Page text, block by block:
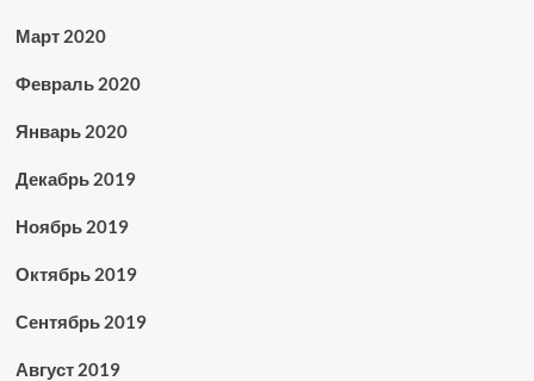
Март 2020
Февраль 2020
Январь 2020
Декабрь 2019
Ноябрь 2019
Октябрь 2019
Сентябрь 2019
Август 2019